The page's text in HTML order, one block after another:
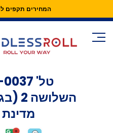
המחירים תקפים
Skip
Content
טל'
השלושה 2 (בגב הבניין), ת"א